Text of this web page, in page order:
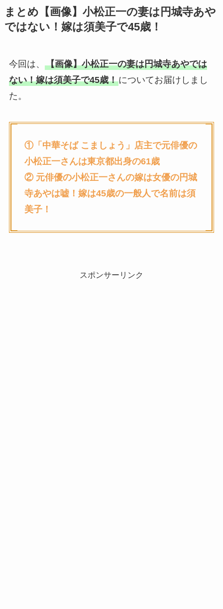
まとめ【画像】小松正一の妻は円城寺あや
ではない！嫁は須美子で45歳！
今回は、 【画像】小松正一の妻は円城寺あやでは
ない！嫁は須美子で45歳！についてお届けしまし
た。
①「中華そば こましょう」店主で元俳優の
小松正一さんは東京都出身の61歳
② 元俳優の小松正一さんの嫁は女優の円城
寺あやは嘘！嫁は45歳の一般人で名前は須
美子！
スポンサーリンク